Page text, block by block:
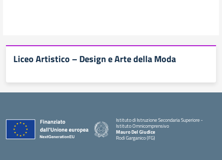
Liceo Artistico – Design e Arte della Moda
Istituto di Istruzione Secondaria Superiore -
Istituto Omnicomprensivo
Mauro Del Giudice
Rodi Garganico (FG)
— Visita la pagina iniziale della scuola